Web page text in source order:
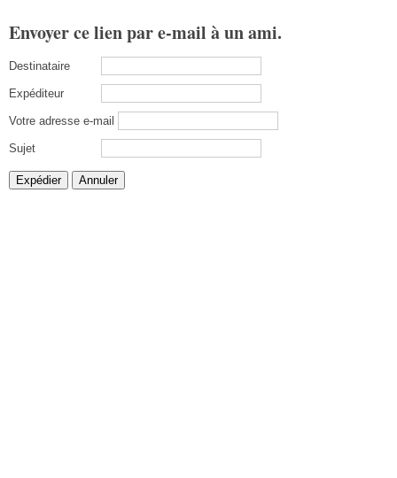
Envoyer ce lien par e-mail à un ami.
Destinataire
Expéditeur
Votre adresse e-mail
Sujet
Expédier Annuler